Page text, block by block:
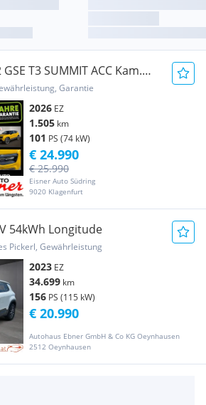
T3 SUMMIT ACC Kam.
Garantie
2026 EZ
1.505 km
101 PS (74 kW)
Eisner Auto Südring
9020 Klagenfurt
€ 25.990
€ 24.990
54kWh Longitude
Pickerl, Gewährleistung
2023 EZ
34.699 km
156 PS (115 kW)
Autohaus Ebner GmbH & Co KG Oeynhausen
2512 Oeynhausen
€ 20.990